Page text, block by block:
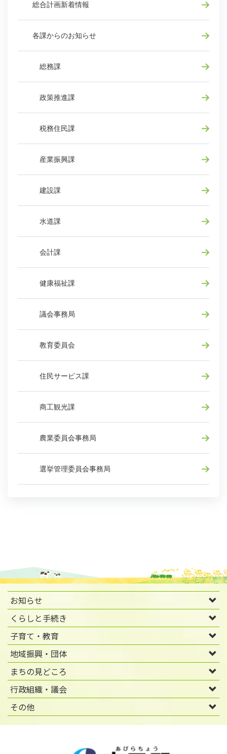
総合計画新着情報
各課からのお知らせ
総務課
政策推進課
税務住民課
産業振興課
建設課
水道課
会計課
健康福祉課
議会事務局
教育委員会
住民サービス課
商工観光課
農業委員会事務局
選挙管理委員会事務局
お知らせ
くらしと手続き
子育て・教育
地域振興・団体
まちの見どころ
行政組織・議会
その他